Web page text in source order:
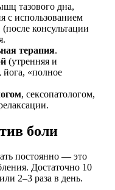
тазового дна,
с использованием
консультации
терапия.
(утренняя и
йога, «полное
, сексопатологом,
боли
постоянно — это
Достаточно 10
2–3 раза в день.